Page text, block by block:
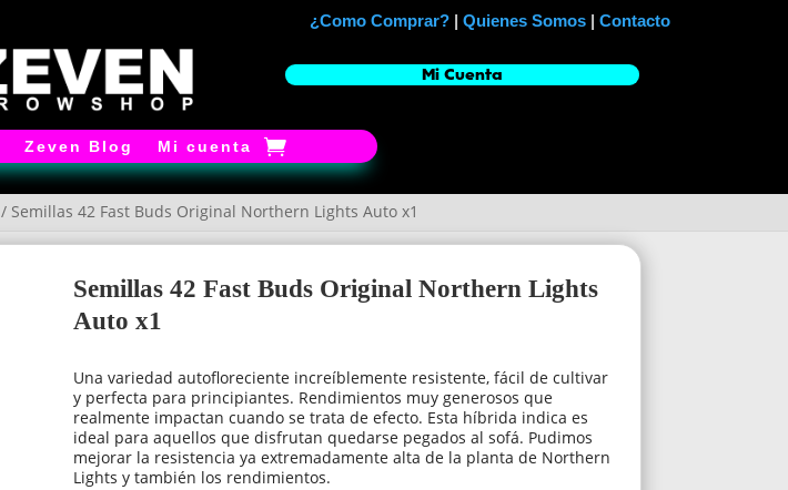
¿Como Comprar? |Quienes Somos |Contacto
Mi Cuenta
Zeven Blog Mi cuenta
/ Semillas 42 Fast Buds Original Northern Lights Auto x1
Semillas 42 Fast Buds Original Northern Lights
Auto x1
Una variedad autofloreciente increíblemente resistente, fácil de cultivar
y perfecta para principiantes. Rendimientos muy generosos que
realmente impactan cuando se trata de efecto. Esta híbrida indica es
ideal para aquellos que disfrutan quedarse pegados al sofá. Pudimos
mejorar la resistencia ya extremadamente alta de la planta de Northern
Lights y también los rendimientos.